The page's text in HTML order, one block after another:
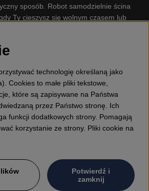
sposób. Robot samodzielnie ścina
Ty cieszysz się wolnym czasem lub
Firma nasza dysponuje. Gplshop
Podkaszarki, Nożyce do żywopłotów,
Odśnieżarki, Myjka Ciśnieniowa,
Siekiery, Narzędzia do prac leśnych,
Zabawki dla dzieci ETC.
technologię określaną jako
Cookies to małe pliki tekstowe,
które są zapisywane na Państwa
przez Państwo stronę. Ich
funkcji dodatkowych strony. Pomagają
korzystanie ze strony. Pliki cookie na
Potwierdź i
zamknij